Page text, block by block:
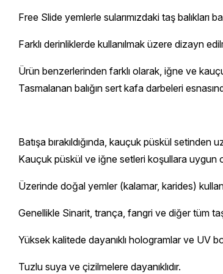
Free Slide yemlerle sularımızdaki taş balıkları
Farklı derinliklerde kullanılmak üzere dizayn
Ürün benzerlerinden farklı olarak, iğne ve
Tasmalanan balığın sert kafa darbeleri
Batışa bırakıldığında, kauçuk püskül
Kauçuk püskül ve iğne setleri koşullara uygun
Üzerinde doğal yemler (kalamar, karides)
Genellikle Sinarit, trança, fangri ve diğer tüm
Yüksek kalitede dayanıklı hologramlar ve UV
Tuzlu suya ve çizilmelere dayanıklıdır.